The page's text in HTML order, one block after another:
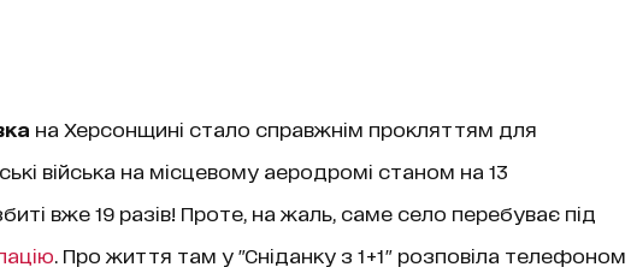
на Херсонщині стало справжнім прокляттям для
війська на місцевому аеродромі станом на 13
вже 19 разів! Проте, на жаль, саме село перебуває під
. Про життя там у "Сніданку з 1+1" розповіла телефоном